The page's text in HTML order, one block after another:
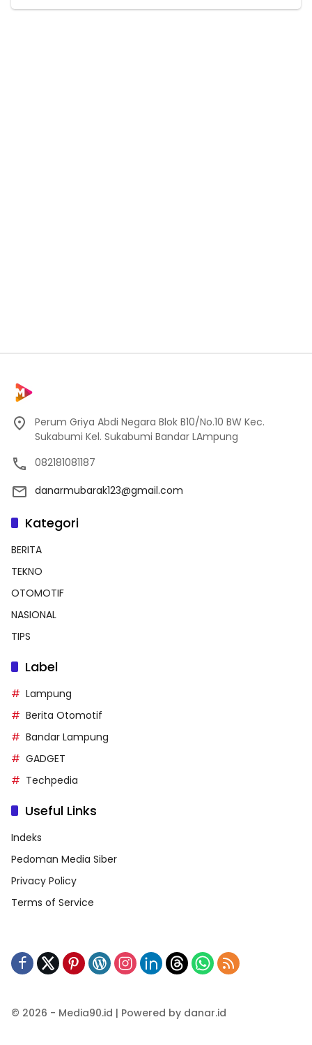
Perum Griya Abdi Negara Blok B10/No.10 BW Kec.
Sukabumi Kel. Sukabumi Bandar LAmpung
082181081187
danarmubarak123@gmail.com
Kategori
BERITA
TEKNO
OTOMOTIF
NASIONAL
TIPS
Label
Lampung
Berita Otomotif
Bandar Lampung
GADGET
Techpedia
Useful Links
Indeks
Pedoman Media Siber
Privacy Policy
Terms of Service
© 2026 - Media90.id | Powered by danar.id